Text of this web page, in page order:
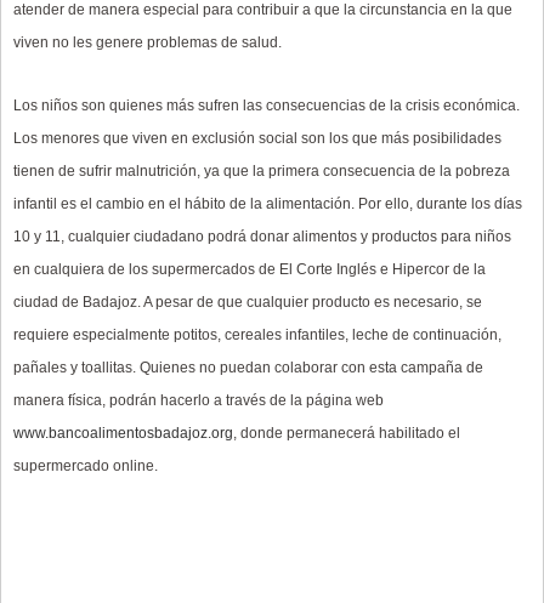
atender de manera especial para contribuir a que la circunstancia en la que
viven no les genere problemas de salud.
Los niños son quienes más sufren las consecuencias de la crisis económica.
Los menores que viven en exclusión social son los que más posibilidades
tienen de sufrir malnutrición, ya que la primera consecuencia de la pobreza
infantil es el cambio en el hábito de la alimentación. Por ello, durante los días
10 y 11, cualquier ciudadano podrá donar alimentos y productos para niños
en cualquiera de los supermercados de El Corte Inglés e Hipercor de la
ciudad de Badajoz. A pesar de que cualquier producto es necesario, se
requiere especialmente potitos, cereales infantiles, leche de continuación,
pañales y toallitas. Quienes no puedan colaborar con esta campaña de
manera física, podrán hacerlo a través de la página web
www.bancoalimentosbadajoz.org, donde permanecerá habilitado el
supermercado online.